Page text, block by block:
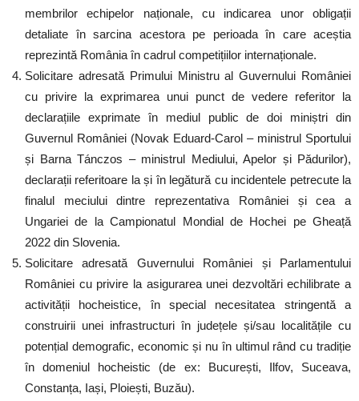
membrilor echipelor naționale, cu indicarea unor obligații
detaliate în sarcina acestora pe perioada în care aceștia
reprezintă România în cadrul competițiilor internaționale.
Solicitare adresată Primului Ministru al Guvernului României
cu privire la exprimarea unui punct de vedere referitor la
declarațiile exprimate în mediul public de doi miniștri din
Guvernul României (Novak Eduard-Carol – ministrul Sportului
și Barna Tánczos – ministrul Mediului, Apelor și Pădurilor),
declarații referitoare la și în legătură cu incidentele petrecute la
finalul meciului dintre reprezentativa României și cea a
Ungariei de la Campionatul Mondial de Hochei pe Gheață
2022 din Slovenia.
Solicitare adresată Guvernului României și Parlamentului
României cu privire la asigurarea unei dezvoltări echilibrate a
activității hocheistice, în special necesitatea stringentă a
construirii unei infrastructuri în județele și/sau localitățile cu
potențial demografic, economic și nu în ultimul rând cu tradiție
în domeniul hocheistic (de ex: București, Ilfov, Suceava,
Constanța, Iași, Ploiești, Buzău).